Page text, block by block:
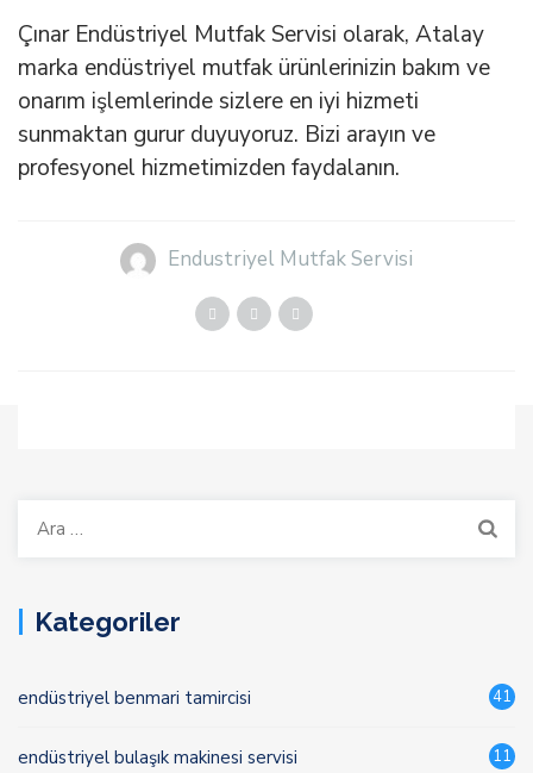
Çınar Endüstriyel Mutfak Servisi olarak, Atalay
marka endüstriyel mutfak ürünlerinizin bakım ve
onarım işlemlerinde sizlere en iyi hizmeti
sunmaktan gurur duyuyoruz. Bizi arayın ve
profesyonel hizmetimizden faydalanın.
Endustriyel Mutfak Servisi
Arama:
Kategoriler
endüstriyel benmari tamircisi 41
endüstriyel bulaşık makinesi servisi 11